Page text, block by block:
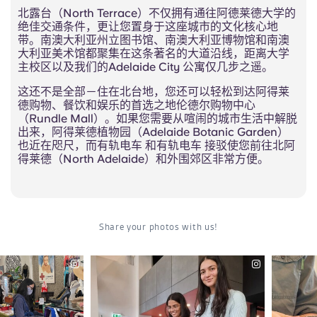
北露台（North Terrace）不仅拥有通往阿德莱德大学的
绝佳交通条件，更让您置身于这座城市的文化核心地
带。南澳大利亚州立图书馆、南澳大利亚博物馆和南澳
大利亚美术馆都聚集在这条著名的大道沿线，距离大学
主校区以及我们的Adelaide City 公寓仅几步之遥。
这还不是全部－住在北台地，您还可以轻松到达阿得莱
德购物、餐饮和娱乐的首选之地伦德尔购物中心
（Rundle Mall）。如果您需要从喧闹的城市生活中解脱
出来，阿得莱德植物园（Adelaide Botanic Garden）
也近在咫尺，而有轨电车 和有轨电车 接驳使您前往北阿
得莱德（North Adelaide）和外围郊区非常方便。